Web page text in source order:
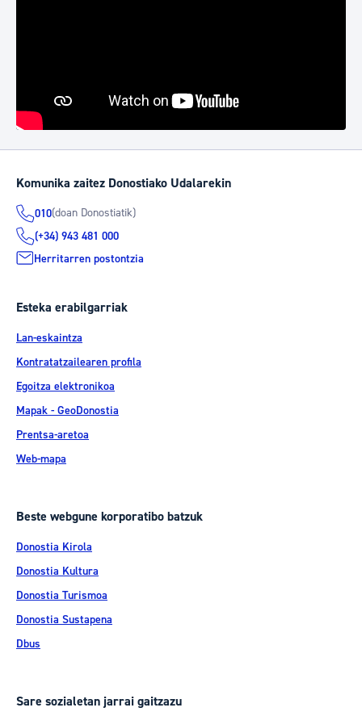
Komunika zaitez Donostiako Udalarekin
010(doan Donostiatik)
(+34) 943 481 000
Herritarren postontzia
Esteka erabilgarriak
Lan-eskaintza
Kontratatzailearen profila
Egoitza elektronikoa
Mapak - GeoDonostia
Prentsa-aretoa
Web-mapa
Beste webgune korporatibo batzuk
Donostia Kirola
Donostia Kultura
Donostia Turismoa
Donostia Sustapena
Dbus
Sare sozialetan jarrai gaitzazu